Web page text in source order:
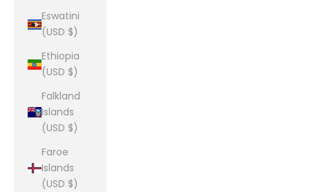
Eswatini
(USD $)
Ethiopia
(USD $)
Falkland
Islands
(USD $)
Faroe
Islands
(USD $)